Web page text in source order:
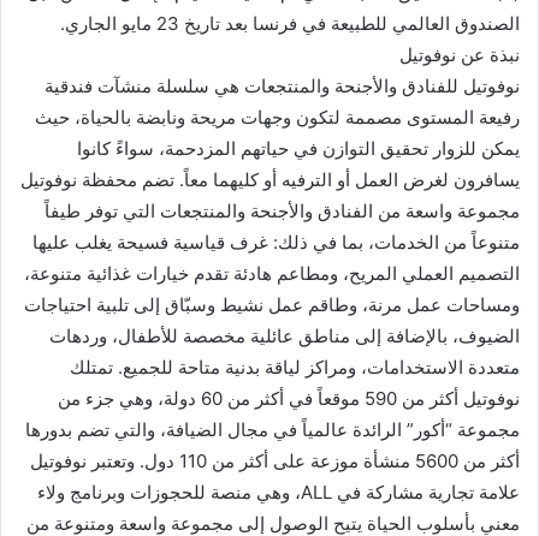
الصندوق العالمي للطبيعة في فرنسا بعد تاريخ 23 مايو الجاري.
نبذة عن نوفوتيل
نوفوتيل للفنادق والأجنحة والمنتجعات هي سلسلة منشآت فندقية
رفيعة المستوى مصممة لتكون وجهات مريحة ونابضة بالحياة، حيث
يمكن للزوار تحقيق التوازن في حياتهم المزدحمة، سواءً كانوا
يسافرون لغرض العمل أو الترفيه أو كليهما معاً. تضم محفظة نوفوتيل
مجموعة واسعة من الفنادق والأجنحة والمنتجعات التي توفر طيفاً
متنوعاً من الخدمات، بما في ذلك: غرف قياسية فسيحة يغلب عليها
التصميم العملي المريح، ومطاعم هادئة تقدم خيارات غذائية متنوعة،
ومساحات عمل مرنة، وطاقم عمل نشيط وسبّاق إلى تلبية احتياجات
الضيوف، بالإضافة إلى مناطق عائلية مخصصة للأطفال، وردهات
متعددة الاستخدامات، ومراكز لياقة بدنية متاحة للجميع. تمتلك
نوفوتيل أكثر من 590 موقعاً في أكثر من 60 دولة، وهي جزء من
مجموعة “أكور” الرائدة عالمياً في مجال الضيافة، والتي تضم بدورها
أكثر من 5600 منشأة موزعة على أكثر من 110 دول. وتعتبر نوفوتيل
علامة تجارية مشاركة في ALL، وهي منصة للحجوزات وبرنامج ولاء
معني بأسلوب الحياة يتيح الوصول إلى مجموعة واسعة ومتنوعة من